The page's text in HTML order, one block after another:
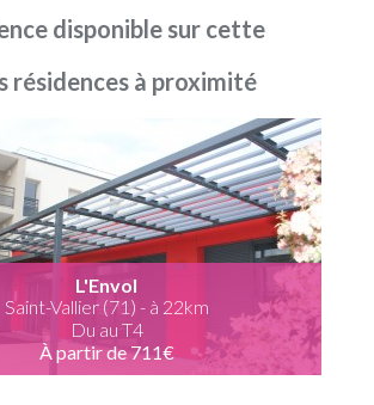
disponible sur cette
résidences à proximité
L'Envol
Saint-Vallier (71) - à 22km
Du au T4
À partir de 711€